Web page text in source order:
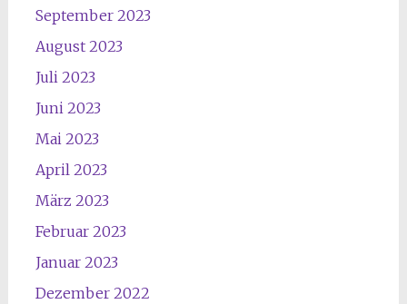
September 2023
August 2023
Juli 2023
Juni 2023
Mai 2023
April 2023
März 2023
Februar 2023
Januar 2023
Dezember 2022